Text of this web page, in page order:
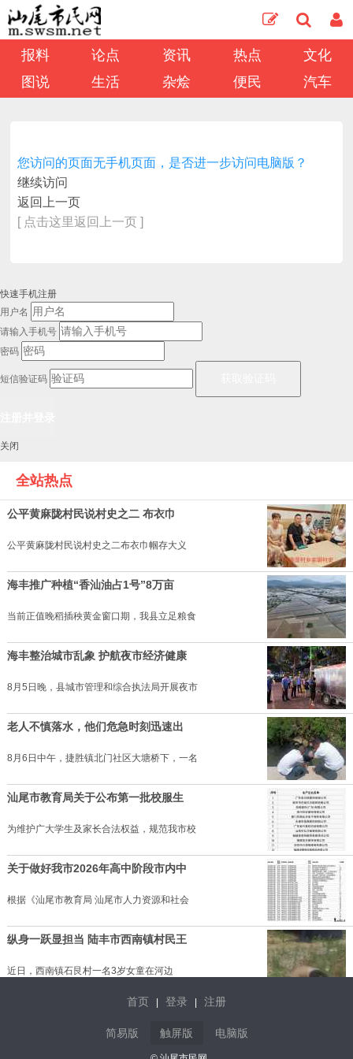
报料 论点 资讯 热点
文化
图说
生活 杂烩 便民 汽车
您访问的页面无手机页面，是否进一步访问电脑版？
继续访问
返回上一页
[ 点击这里返回上一页 ]
快速手机注册
用户名
请输入手机号
密码
短信验证码
关闭
全站热点
公平黄麻陇村民说村史之二 布衣巾
公平黄麻陇村民说村史之二布衣巾帼存大义
海丰推广种植“香汕油占1号”8万亩
当前正值晚稻插秧黄金窗口期，我县立足粮食
海丰整治城市乱象 护航夜市经济健康
8月5日晚，县城市管理和综合执法局开展夜市
老人不慎落水，他们危急时刻迅速出
8月6日中午，捷胜镇北门社区大塘桥下，一名
汕尾市教育局关于公布第一批校服生
为维护广大学生及家长合法权益，规范我市校
关于做好我市2026年高中阶段市内中
根据《汕尾市教育局 汕尾市人力资源和社会
纵身一跃显担当 陆丰市西南镇村民王
近日，西南镇石艮村一名3岁女童在河边
男演员钟宇飞崩溃自曝：富婆带资进
男演员钟宇飞崩溃自曝：富婆带资进组当女主
首页 登录 注册
简易版 触屏版 电脑版